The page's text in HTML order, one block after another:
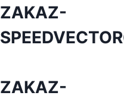
Перейти
содержанию
ZAKAZ-
ZAKAZ-